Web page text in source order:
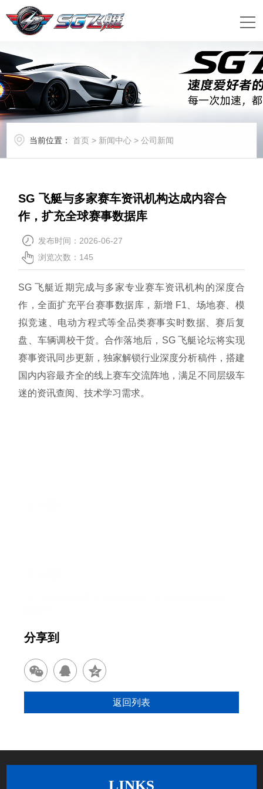
当前位置： 首页 > 新闻中心 >公司新闻
SG 飞艇与多家赛车资讯机构达成内容合
作，扩充全球赛事数据库
发布时间：2026-06-27
浏览次数： 145
SG 飞艇近期完成与多家专业赛车资讯机构的深度合
作，全面扩充平台赛事数据库，新增 F1、场地赛、模
拟竞速、电动方程式等全品类赛事实时数据、赛后复
盘、车辆调校干货。合作落地后，SG 飞艇论坛将实现
赛事资讯同步更新，独家解锁行业深度分析稿件，搭建
国内内容最齐全的线上赛车交流阵地，满足不同层级车
迷的资讯查阅、技术学习需求。
分享到
返回列表
LINKS